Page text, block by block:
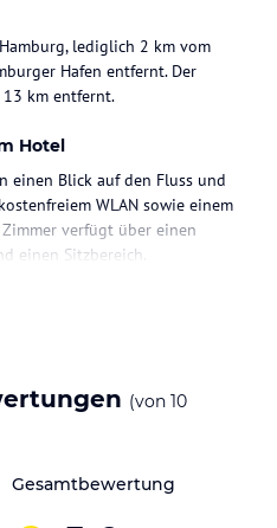
lediglich 2 km vom
Hafen entfernt. Der
km entfernt.
Hotel
einen Blick auf den Fluss und
WLAN sowie einem
verfügt über einen
einen Sitzbereich.
(von 10
Gesamtbewertung